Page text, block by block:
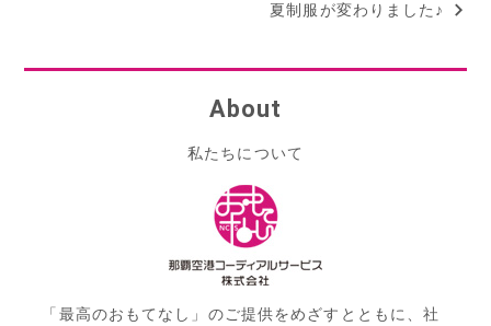
ビ
夏制服が変わりました♪
About
私たちについて
「最高のおもてなし」のご提供をめざすとともに、社